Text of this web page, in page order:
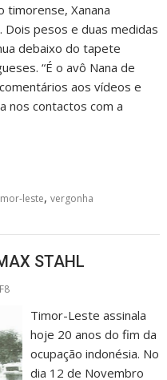
timorense, Xanana
Dois pesos e duas medidas
debaixo do tapete
“É o avô Nana de
aos vídeos e
nos contactos com a
leste,vergonha
STAHL
Timor-Leste assinala
hoje 20 anos do fim da
ocupação indonésia. No
dia 12 de Novembro